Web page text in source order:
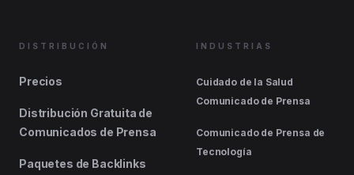
DISTRIBUCIÓN
Precios
Distribución Gratuita de
Comunicados de Prensa
Paquetes de Backlinks
INDUSTRIAS
Cuidado de la Salud
Comunicado de Prensa
Comunicado de Prensa de
Tecnología